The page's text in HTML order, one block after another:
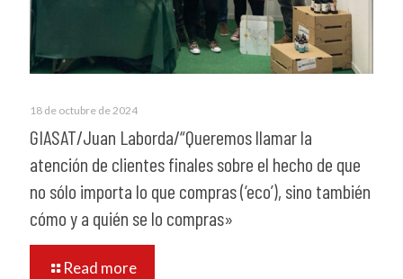
18 de octubre de 2024
GIASAT/Juan Laborda/“Queremos llamar la
atención de clientes finales sobre el hecho de que
no sólo importa lo que compras (‘eco’), sino también
cómo y a quién se lo compras»
Read more